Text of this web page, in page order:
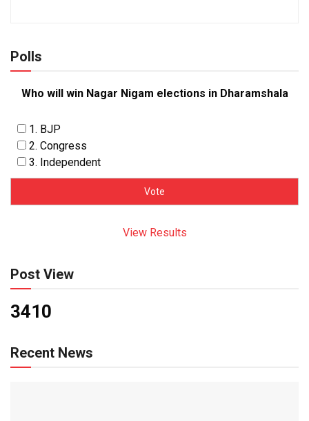
Polls
Who will win Nagar Nigam elections in Dharamshala
1. BJP
2. Congress
3. Independent
View Results
Post View
3410
Recent News